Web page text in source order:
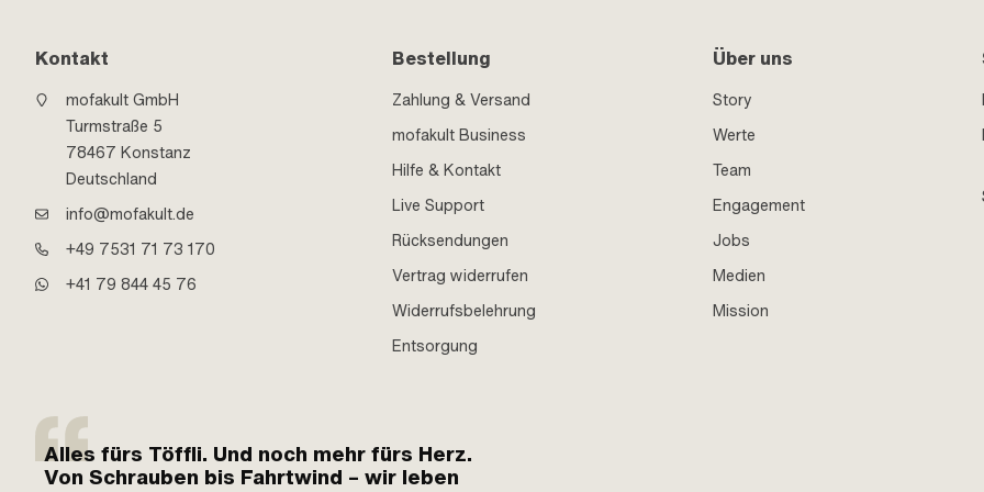
Kontakt
mofakult GmbH
Turmstraße 5
78467 Konstanz
Deutschland
info@mofakult.de
+49 7531 71 73 170
+41 79 844 45 76
Bestellung
Zahlung & Versand
mofakult Business
Hilfe & Kontakt
Live Support
Rücksendungen
Vertrag widerrufen
Widerrufsbelehrung
Entsorgung
Über uns
Story
Werte
Team
Engagement
Jobs
Medien
Mission
Alles fürs Töffli. Und noch mehr fürs Herz.
Von Schrauben bis Fahrtwind – wir leben